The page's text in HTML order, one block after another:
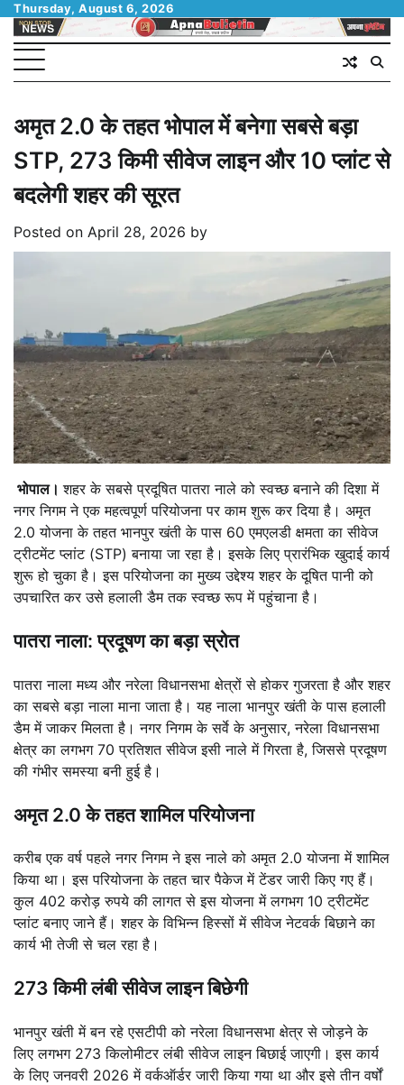
Skip
content
Thursday, August 6, 2026
अमृत 2.0 के तहत भोपाल में बनेगा सबसे बड़ा
STP, 273 किमी सीवेज लाइन और 10 प्लांट से
बदलेगी शहर की सूरत
Posted on April 28, 2026 by
भोपाल।शहर के सबसे प्रदूषित पातरा नाले को स्वच्छ बनाने की दिशा में
नगर निगम ने एक महत्वपूर्ण परियोजना पर काम शुरू कर दिया है। अमृत
2.0 योजना के तहत भानपुर खंती के पास 60 एमएलडी क्षमता का सीवेज
ट्रीटमेंट प्लांट (STP) बनाया जा रहा है। इसके लिए प्रारंभिक खुदाई कार्य
शुरू हो चुका है। इस परियोजना का मुख्य उद्देश्य शहर के दूषित पानी को
उपचारित कर उसे हलाली डैम तक स्वच्छ रूप में पहुंचाना है।
पातरा नाला: प्रदूषण का बड़ा स्रोत
पातरा नाला मध्य और नरेला विधानसभा क्षेत्रों से होकर गुजरता है और शहर
का सबसे बड़ा नाला माना जाता है। यह नाला भानपुर खंती के पास हलाली
डैम में जाकर मिलता है। नगर निगम के सर्वे के अनुसार, नरेला विधानसभा
क्षेत्र का लगभग 70 प्रतिशत सीवेज इसी नाले में गिरता है, जिससे प्रदूषण
की गंभीर समस्या बनी हुई है।
अमृत 2.0 के तहत शामिल परियोजना
करीब एक वर्ष पहले नगर निगम ने इस नाले को अमृत 2.0 योजना में शामिल
किया था। इस परियोजना के तहत चार पैकेज में टेंडर जारी किए गए हैं।
कुल 402 करोड़ रुपये की लागत से इस योजना में लगभग 10 ट्रीटमेंट
प्लांट बनाए जाने हैं। शहर के विभिन्न हिस्सों में सीवेज नेटवर्क बिछाने का
कार्य भी तेजी से चल रहा है।
273 किमी लंबी सीवेज लाइन बिछेगी
भानपुर खंती में बन रहे एसटीपी को नरेला विधानसभा क्षेत्र से जोड़ने के
लिए लगभग 273 किलोमीटर लंबी सीवेज लाइन बिछाई जाएगी। इस कार्य
के लिए जनवरी 2026 में वर्कऑर्डर जारी किया गया था और इसे तीन वर्षों